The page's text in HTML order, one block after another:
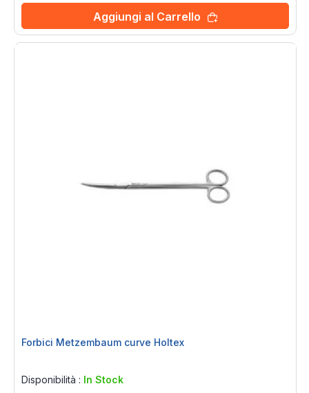
Aggiungi al Carrello
Forbici Metzembaum curve Holtex
Disponibilità : In Stock